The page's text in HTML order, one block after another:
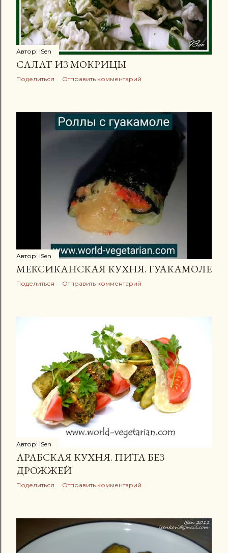
Автор: ISen
САЛАТ ИЗ МОКРИЦЫ
Поделиться Отправить комментарий
Автор: ISen
МЕКСИКАНСКАЯ КУХНЯ. ГУАКАМОЛЕ
Поделиться Отправить комментарий
Автор: ISen
АРАБСКАЯ КУХНЯ. ПИТА БЕЗ
ДРОЖЖЕЙ
Поделиться Отправить комментарий